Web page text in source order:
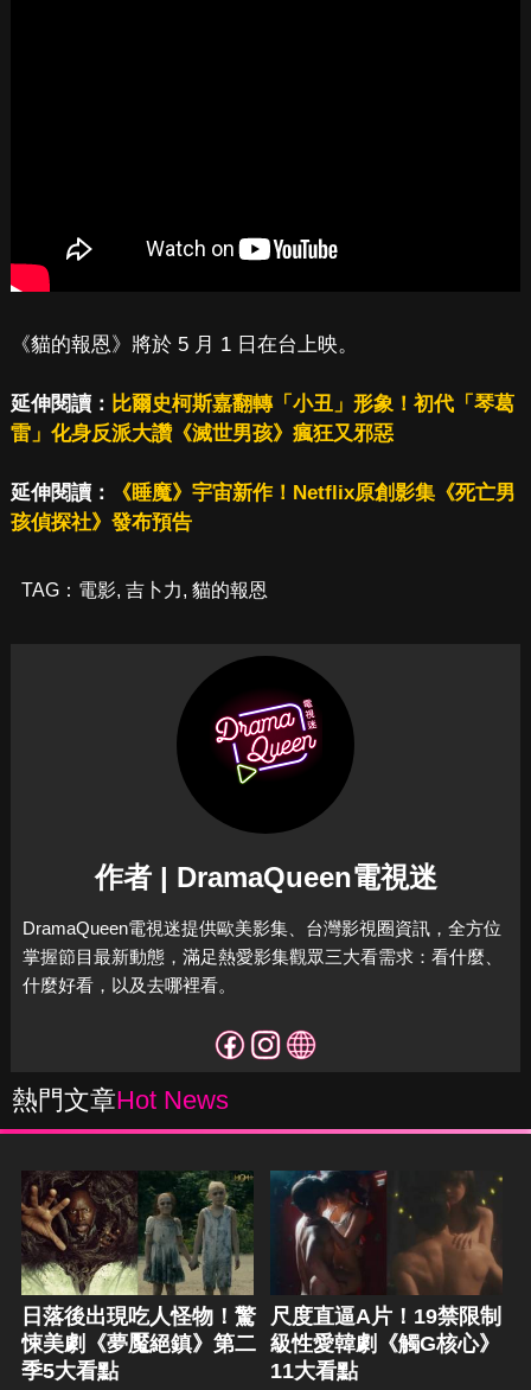
《貓的報恩》將於 5 月 1 日在台上映。
延伸閱讀： 比爾史柯斯嘉翻轉「小丑」形象！初代「琴葛
雷」化身反派大讚《滅世男孩》瘋狂又邪惡
延伸閱讀：
《睡魔》宇宙新作！Netflix原創影集《死亡男
孩偵探社》發布預告
TAG： 電影, 吉卜力, 貓的報恩
作者 | DramaQueen電視迷
DramaQueen電視迷提供歐美影集、台灣影視圈資訊，全方位
掌握節目最新動態，滿足熱愛影集觀眾三大看需求：看什麼、
什麼好看，以及去哪裡看。
熱門文章Hot News
日落後出現吃人怪物！驚
悚美劇《夢魘絕鎮》第二
季5大看點
尺度直逼A片！19禁限制
級性愛韓劇《觸G核心》
11大看點